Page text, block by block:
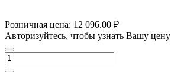
Розничная цена: 12 096.00 ₽
Авторизуйтесь, чтобы узнать Вашу цену